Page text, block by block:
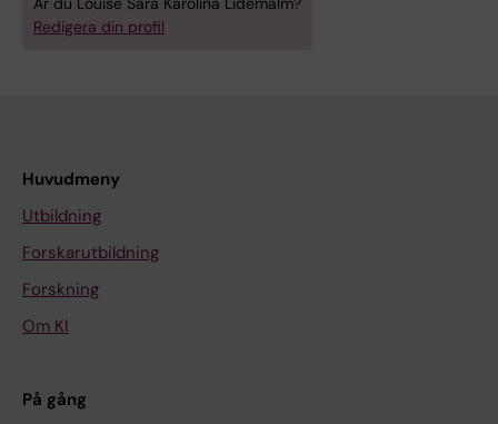
Redigera din profil
Huvudmeny
Utbildning
Forskarutbildning
Forskning
Om KI
På gång